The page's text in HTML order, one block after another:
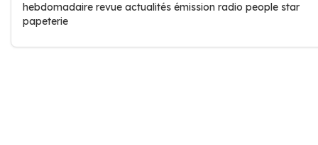
hebdomadaire revue actualités émission radio people star
papeterie